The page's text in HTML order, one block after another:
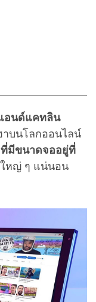
อนด์แคทลิน
าบนโลกออนไลน์
ที่มีขนาดจออยู่ที่
หญ่ ๆ แน่นอน